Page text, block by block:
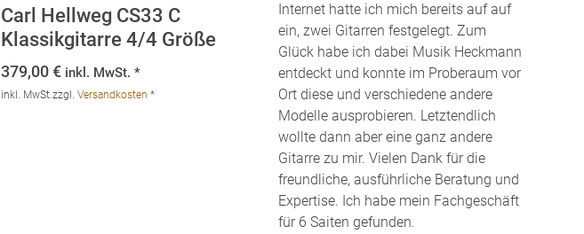
Carl Hellweg CS33 C
Klassikgitarre 4/4 Größe
379,00€ inkl. MwSt. *
inkl. MwSt.zzgl.Versandkosten *
Internet hatte ich mich bereits auf auf
ein, zwei Gitarren festgelegt. Zum
Glück habe ich dabei Musik Heckmann
entdeckt und konnte im Proberaum vor
Ort diese und verschiedene andere
Modelle ausprobieren. Letztendlich
wollte dann aber eine ganz andere
Gitarre zu mir. Vielen Dank für die
freundliche, ausführliche Beratung und
Expertise. Ich habe mein Fachgeschäft
für 6 Saiten gefunden.